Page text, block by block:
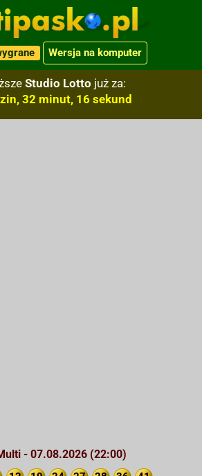
Wersja na komputer
Studio Lotto już za:
32 minut, 15 sekund
- 07.08.2026 (22:00)